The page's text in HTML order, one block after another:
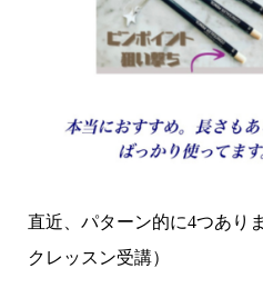
直近、パターン的に4つあり
クレッスン受講）